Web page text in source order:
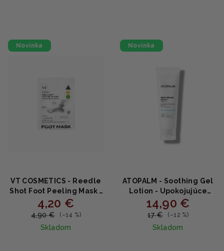
Novinka
VT COSMETICS - Reedle
Shot Foot Peeling Mask -
Intenzívna peelignová
maska na nohy
4,20 €
4,90 € (–14 %)
Skladom
Novinka
ATOPALM - Soothing Gel
Lotion - Upokojujúce
gélové mlieko na tvár a
telo s centellou a
kyselinou hyalurónovou
120ml
14,90 €
17 € (–12 %)
Skladom